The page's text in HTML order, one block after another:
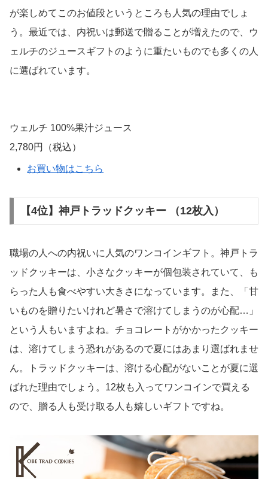
が楽しめてこのお値段というところも人気の理由でしょ
う。最近では、内祝いは郵送で贈ることが増えたので、ウ
ェルチのジュースギフトのように重たいものでも多くの人
に選ばれています。
ウェルチ 100%果汁ジュース
2,780円（税込）
お買い物はこちら
【4位】神戸トラッドクッキー （12枚入）
職場の人への内祝いに人気のワンコインギフト。神戸トラ
ッドクッキーは、小さなクッキーが個包装されていて、も
らった人も食べやすい大きさになっています。また、「甘
いものを贈りたいけれど暑さで溶けてしまうのが心配…」
という人もいますよね。チョコレートがかかったクッキー
は、溶けてしまう恐れがあるので夏にはあまり選ばれませ
ん。トラッドクッキーは、溶ける心配がないことが夏に選
ばれた理由でしょう。12枚も入ってワンコインで買える
ので、贈る人も受け取る人も嬉しいギフトですね。